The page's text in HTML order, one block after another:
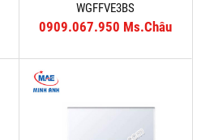
WGFFVE3BS
0909.067.950 Ms.Châu